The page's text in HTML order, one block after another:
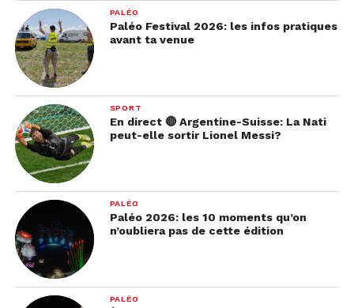
PALÉO
Paléo Festival 2026: les infos pratiques
avant ta venue
SPORT
En direct 🔴 Argentine-Suisse: La Nati
peut-elle sortir Lionel Messi?
PALÉO
Paléo 2026: les 10 moments qu’on
n’oubliera pas de cette édition
PALÉO